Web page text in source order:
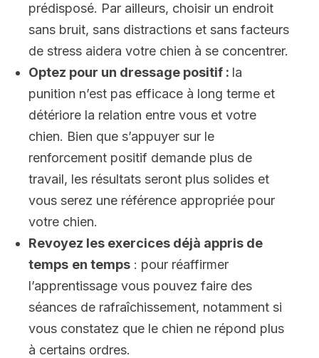
prédisposé. Par ailleurs, choisir un endroit
sans bruit, sans distractions et sans facteurs
de stress aidera votre chien à se concentrer.
Optez pour un dressage positif : la
punition n’est pas efficace à long terme et
détériore la relation entre vous et votre
chien. Bien que s’appuyer sur le
renforcement positif demande plus de
travail, les résultats seront plus solides et
vous serez une référence appropriée pour
votre chien.
Revoyez les exercices déjà appris de
temps en temps : pour réaffirmer
l’apprentissage vous pouvez faire des
séances de rafraîchissement, notamment si
vous constatez que le chien ne répond plus
à certains ordres.